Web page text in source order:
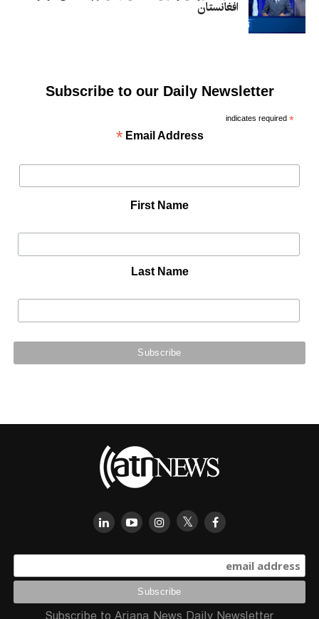
افغانستان
Subscribe to our Daily Newsletter
*
indicates required
Email Address
*
First Name
Last Name